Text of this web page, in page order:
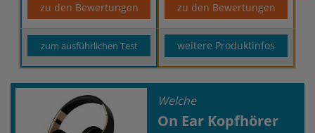
zu den Bewertungen zu den Bewertungen
zum ausführlichen Test weitere Produktinfos
Welche
On Ear Kopfhörer